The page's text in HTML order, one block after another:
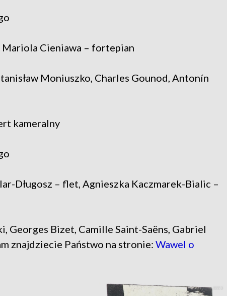
Mariola Cieniawa – fortepian
Moniuszko, Charles Gounod, Antonín
kameralny
Długosz – flet, Agnieszka Kaczmarek-Bialic –
Georges Bizet, Camille Saint-Saëns, Gabriel
znajdziecie Państwo na stronie: Wawel o